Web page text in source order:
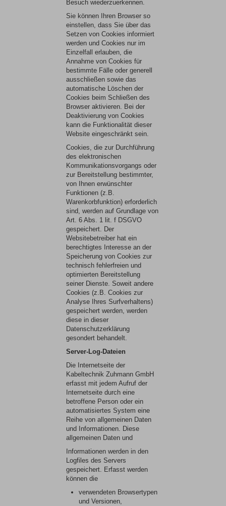
Besuch wiederzuerkennen.
Sie können Ihren Browser so
einstellen, dass Sie über das
Setzen von Cookies informiert
werden und Cookies nur im
Einzelfall erlauben, die
Annahme von Cookies für
bestimmte Fälle oder generell
ausschließen sowie das
automatische Löschen der
Cookies beim Schließen des
Browser aktivieren. Bei der
Deaktivierung von Cookies
kann die Funktionalität dieser
Website eingeschränkt sein.
Cookies, die zur Durchführung
des elektronischen
Kommunikationsvorgangs oder
zur Bereitstellung bestimmter,
von Ihnen erwünschter
Funktionen (z.B.
Warenkorbfunktion) erforderlich
sind, werden auf Grundlage von
Art. 6 Abs. 1 lit. f DSGVO
gespeichert. Der
Websitebetreiber hat ein
berechtigtes Interesse an der
Speicherung von Cookies zur
technisch fehlerfreien und
optimierten Bereitstellung
seiner Dienste. Soweit andere
Cookies (z.B. Cookies zur
Analyse Ihres Surfverhaltens)
gespeichert werden, werden
diese in dieser
Datenschutzerklärung
gesondert behandelt.
Server-Log-Dateien
Die Internetseite der
Kabeltechnik Zuhmann GmbH
erfasst mit jedem Aufruf der
Internetseite durch eine
betroffene Person oder ein
automatisiertes System eine
Reihe von allgemeinen Daten
und Informationen. Diese
allgemeinen Daten und
Informationen werden in den
Logfiles des Servers
gespeichert. Erfasst werden
können die
verwendeten Browsertypen
und Versionen,